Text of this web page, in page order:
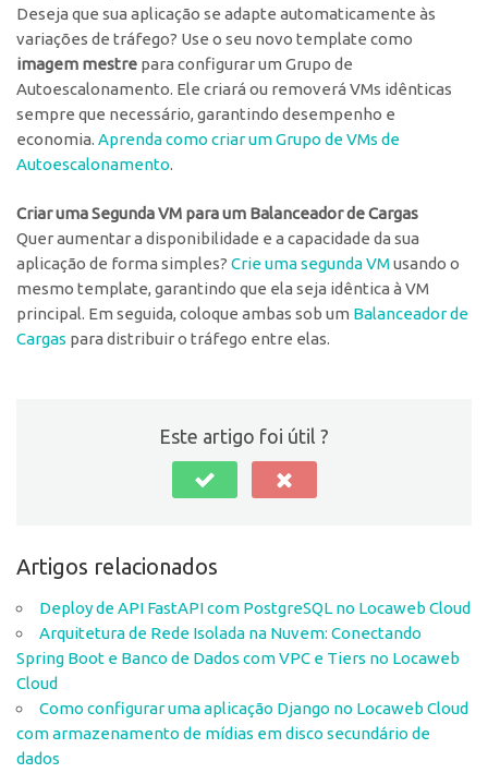
Deseja que sua aplicação se adapte automaticamente às
variações de tráfego? Use o seu novo template como
imagem mestre para configurar um Grupo de
Autoescalonamento. Ele criará ou removerá VMs idênticas
sempre que necessário, garantindo desempenho e
economia. Aprenda como criar um Grupo de VMs de
Autoescalonamento.
Criar uma Segunda VM para um Balanceador de Cargas
Quer aumentar a disponibilidade e a capacidade da sua
aplicação de forma simples? Crie uma segunda VM usando o
mesmo template, garantindo que ela seja idêntica à VM
principal. Em seguida, coloque ambas sob um Balanceador de
Cargas para distribuir o tráfego entre elas.
Este artigo foi útil ?
Artigos relacionados
Deploy de API FastAPI com PostgreSQL no Locaweb Cloud
Arquitetura de Rede Isolada na Nuvem: Conectando
Spring Boot e Banco de Dados com VPC e Tiers no Locaweb
Cloud
Como configurar uma aplicação Django no Locaweb Cloud
com armazenamento de mídias em disco secundário de
dados